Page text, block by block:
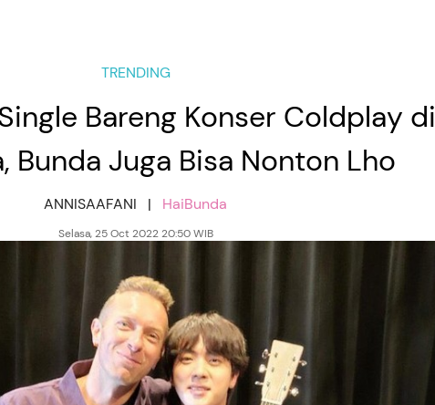
TRENDING
Bareng Konser Coldplay di
Bunda Juga Bisa Nonton Lho
ANNISAAFANI | HaiBunda
Selasa, 25 Oct 2022 20:50 WIB